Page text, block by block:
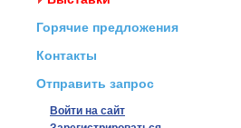
Горячие предложения
Контакты
Отправить запрос
Войти на сайт